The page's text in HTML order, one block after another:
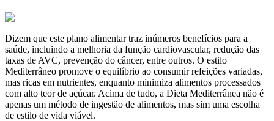
Dizem que este plano alimentar traz inúmeros benefícios para a
saúde, incluindo a melhoria da função cardiovascular, redução das
taxas de AVC, prevenção do câncer, entre outros. O estilo
Mediterrâneo promove o equilíbrio ao consumir refeições variadas,
mas ricas em nutrientes, enquanto minimiza alimentos processados
com alto teor de açúcar. Acima de tudo, a Dieta Mediterrânea não é
apenas um método de ingestão de alimentos, mas sim uma escolha
de estilo de vida viável.